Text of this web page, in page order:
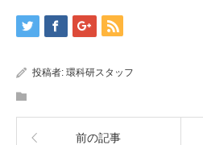
投稿者: 環科研スタッフ
前の記事